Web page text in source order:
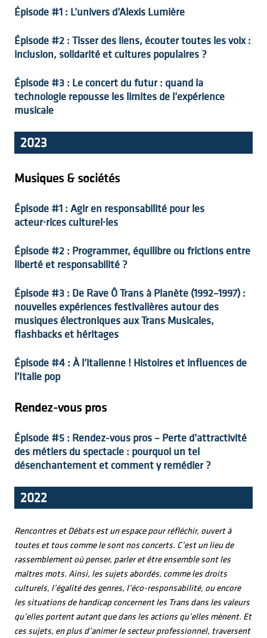
Épisode #1 : L’univers d’Alexis Lumière
Épisode #2 : Tisser des liens, écouter toutes les voix :
inclusion, solidarité et cultures populaires ?
Épisode #3 : Le concert du futur : quand la
technologie repousse les limites de l’expérience
musicale
2023
Musiques & sociétés
Épisode #1 : Agir en responsabilité pour les
acteur·rices culturel·les
Épisode #2 : Programmer, équilibre ou frictions entre
liberté et responsabilité ?
Épisode #3 : De Rave Ô Trans à Planète (1992–1997) :
nouvelles expériences festivalières autour des
musiques électroniques aux Trans Musicales,
flashbacks et héritages
Épisode #4 : À l’italienne ! Histoires et influences de
l’Italie pop
Rendez-vous pros
Épisode #5 : Rendez-vous pros – Perte d’attractivité
des métiers du spectacle : pourquoi un tel
désenchantement et comment y remédier ?
2022
Rencontres et Débats est un espace pour réfléchir, ouvert à
toutes et tous comme le sont nos concerts. C’est un lieu de
rassemblement où penser, parler et être ensemble sont les
maîtres mots. Ainsi, les sujets abordés, comme les droits
culturels, l’égalité des genres, l’éco-responsabilité, ou encore
les situations de handicap concernent les Trans dans les valeurs
qu’elles portent autant que dans les actions qu’elles mènent. Et
ces sujets, en plus d’animer le secteur professionnel, traversent